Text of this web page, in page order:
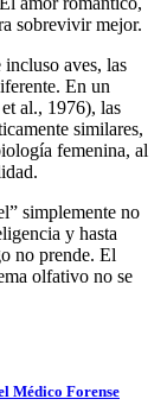
sobrevivir mejor.
incluso aves, las
En un
al., 1976), las
similares,
femenina, al
simplemente no
y hasta
no prende. El
olfativo no se
Médico Forense